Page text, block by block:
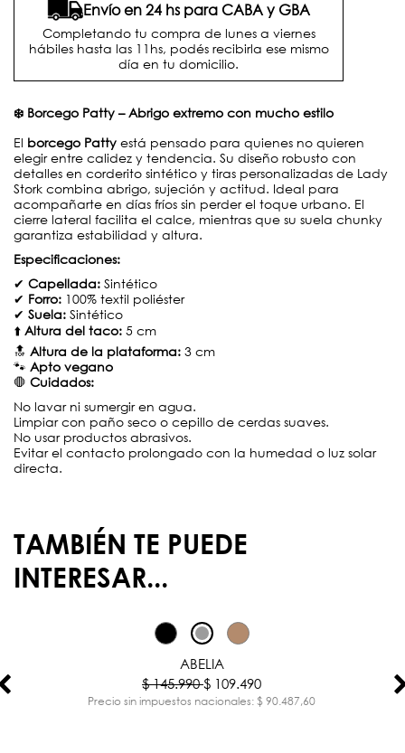
Envío en 24 hs para CABA y GBA
Completando tu compra de lunes a viernes
hábiles hasta las 11hs, podés recibirla ese mismo
día en tu domicilio.
❄️ Borcego Patty – Abrigo extremo con mucho estilo
El borcego Patty está pensado para quienes no quieren
elegir entre calidez y tendencia. Su diseño robusto con
detalles en corderito sintético y tiras personalizadas de Lady
Stork combina abrigo, sujeción y actitud. Ideal para
acompañarte en días fríos sin perder el toque urbano. El
cierre lateral facilita el calce, mientras que su suela chunky
garantiza estabilidad y altura.
Especificaciones:
✔ Capellada: Sintético
✔ Forro: 100% textil poliéster
✔ Suela: Sintético
⬆️ Altura del taco: 5 cm
🔝 Altura de la plataforma: 3 cm
🐾 Apto vegano
🛑 Cuidados:
No lavar ni sumergir en agua.
Limpiar con paño seco o cepillo de cerdas suaves.
No usar productos abrasivos.
Evitar el contacto prolongado con la humedad o luz solar
directa.
TAMBIÉN TE PUEDE
INTERESAR...
ABELIA
$ 145.990$ 109.490
Precio sin impuestos nacionales: $ 90.487,60